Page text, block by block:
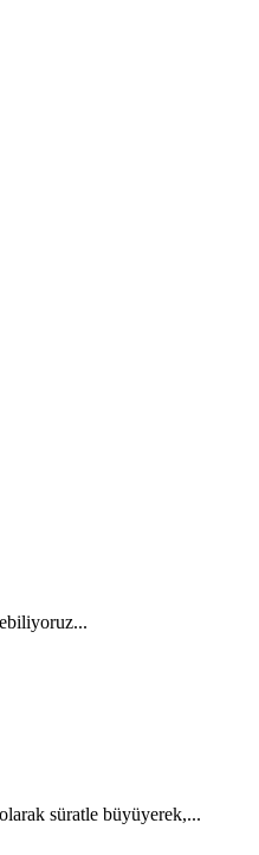
süratle büyüyerek,...